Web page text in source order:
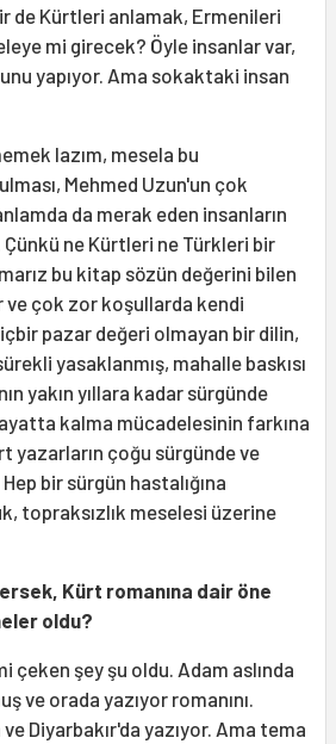
de Kürtleri anlamak, Ermenileri
mi girecek? Öyle insanlar var,
yapıyor. Ama sokaktaki insan
lazım, mesela bu
Mehmed Uzun'un çok
da merak eden insanların
ne Kürtleri ne Türkleri bir
bu kitap sözün değerini bilen
ve çok zor koşullarda kendi
pazar değeri olmayan bir dilin,
yasaklanmış, mahalle baskısı
yakın yıllara kadar sürgünde
kalma mücadelesinin farkına
yazarların çoğu sürgünde ve
bir sürgün hastalığına
topraksızlık meselesi üzerine
Kürt romanına dair öne
oldu?
çeken şey şu oldu. Adam aslında
ve orada yazıyor romanını.
Diyarbakır'da yazıyor. Ama tema